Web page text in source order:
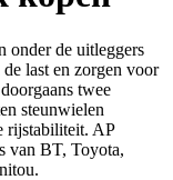
onder de uitleggers
last en zorgen voor
twee
steunwielen
rijstabiliteit. AP
van BT, Toyota,